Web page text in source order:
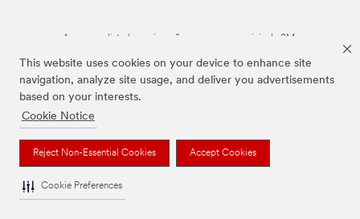
This website uses cookies on your device to enhance site
navigation, analyze site usage, and deliver you advertisements
based on your interests.
Cookie Notice
Reject Non-Essential Cookies Accept Cookies
Cookie Preferences
As marcas listadas a cima são marcas comerciais da 3M.